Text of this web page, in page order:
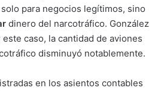
para negocios legítimos, sino
dinero del narcotráfico. González
caso, la cantidad de aviones
disminuyó notablemente.
en los asientos contables